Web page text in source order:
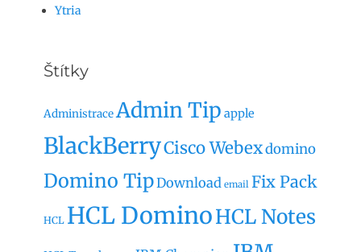
Ytria
Štítky
AdministraceAdmin Tip apple
BlackBerryCisco Webexdomino
Domino TipDownload email Fix Pack
HCL HCL DominoHCL Notes